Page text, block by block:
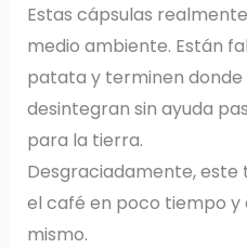
Estas cápsulas
medio ambiente. Están
patata y terminen donde
desintegran sin ayuda
para la tierra.
Desgraciadamente, este
el café en poco tiempo y
mismo.